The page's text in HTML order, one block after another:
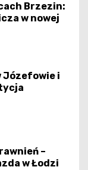
Brzezin:
w nowej
Józefowie i
–
w Łodzi